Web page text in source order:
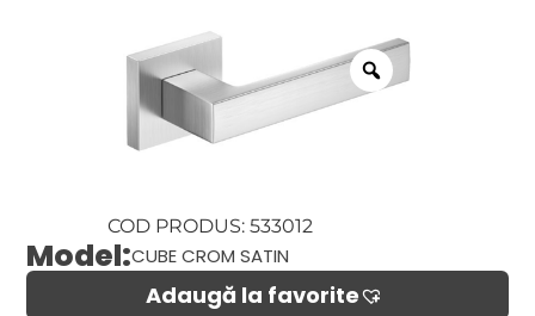
COD PRODUS: 533012
Model:CUBE CROM SATIN
Adaugă la favorite​